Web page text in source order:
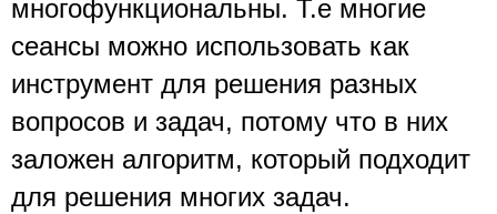
многофункциональны. Т.е многие
сеансы можно использовать как
инструмент для решения разных
вопросов и задач, потому что в них
заложен алгоритм, который подходит
для решения многих задач.